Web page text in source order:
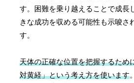
す。困難を乗り越えることで成長
きな成功を収める可能性も示唆さ
す。
天体の正確な位置を把握するため
対黄経」という考え方を使います